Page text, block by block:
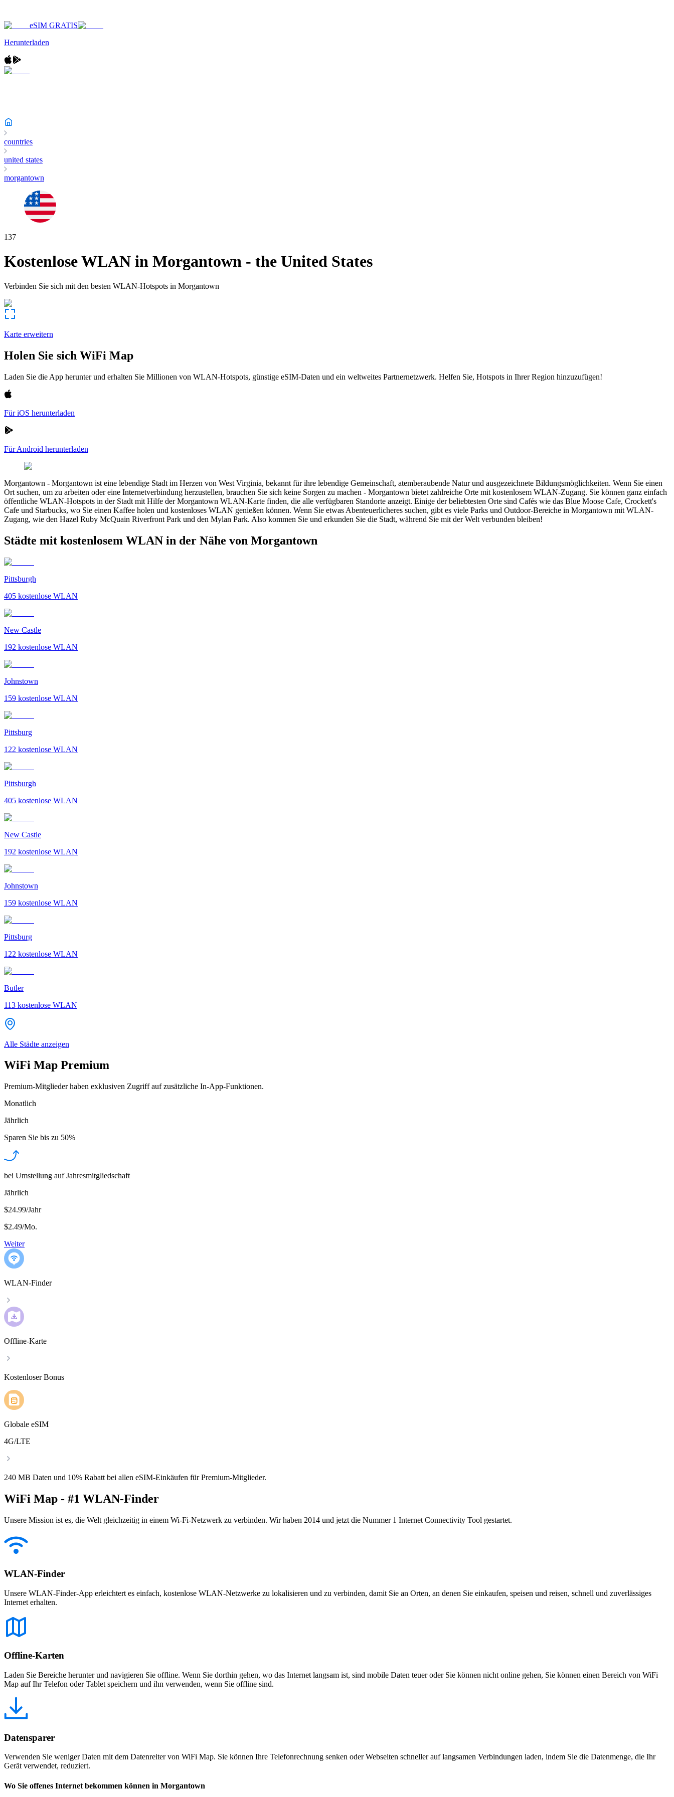
eSIM GRATIS
Herunterladen
countries
united states
morgantown
137
Kostenlose WLAN in Morgantown - the United States
Verbinden Sie sich mit den besten WLAN-Hotspots in Morgantown
Karte erweitern
Holen Sie sich WiFi Map
Laden Sie die App herunter und erhalten Sie Millionen von WLAN-Hotspots, günstige eSIM-Daten und ein weltweites Partnernetzwerk. Helfen Sie, Hotspots in Ihrer Region hinzuzufügen!
Für iOS herunterladen
Für Android herunterladen
Morgantown - Morgantown ist eine lebendige Stadt im Herzen von West Virginia, bekannt für ihre lebendige Gemeinschaft, atemberaubende Natur und ausgezeichnete Bildungsmöglichkeiten. Wenn Sie einen
Ort suchen, um zu arbeiten oder eine Internetverbindung herzustellen, brauchen Sie sich keine Sorgen zu machen - Morgantown bietet zahlreiche Orte mit kostenlosem WLAN-Zugang. Sie können ganz einfach
öffentliche WLAN-Hotspots in der Stadt mit Hilfe der Morgantown WLAN-Karte finden, die alle verfügbaren Standorte anzeigt. Einige der beliebtesten Orte sind Cafés wie das Blue Moose Cafe, Crockett's
Cafe und Starbucks, wo Sie einen Kaffee holen und kostenloses WLAN genießen können. Wenn Sie etwas Abenteuerlicheres suchen, gibt es viele Parks und Outdoor-Bereiche in Morgantown mit WLAN-
Zugang, wie den Hazel Ruby McQuain Riverfront Park und den Mylan Park. Also kommen Sie und erkunden Sie die Stadt, während Sie mit der Welt verbunden bleiben!
Städte mit kostenlosem WLAN in der Nähe von Morgantown
Pittsburgh
405 kostenlose WLAN
New Castle
192 kostenlose WLAN
Johnstown
159 kostenlose WLAN
Pittsburg
122 kostenlose WLAN
Pittsburgh
405 kostenlose WLAN
New Castle
192 kostenlose WLAN
Johnstown
159 kostenlose WLAN
Pittsburg
122 kostenlose WLAN
Butler
113 kostenlose WLAN
Alle Städte anzeigen
WiFi Map Premium
Premium-Mitglieder haben exklusiven Zugriff auf zusätzliche In-App-Funktionen.
Monatlich
Jährlich
Sparen Sie bis zu 50%
bei Umstellung auf Jahresmitgliedschaft
Jährlich
$24.99/Jahr
$2.49/Mo.
Weiter
WLAN-Finder
Offline-Karte
Kostenloser Bonus
Globale eSIM
4G/LTE
240 MB Daten und 10% Rabatt bei allen eSIM-Einkäufen für Premium-Mitglieder.
WiFi Map - #1 WLAN-Finder
Unsere Mission ist es, die Welt gleichzeitig in einem Wi-Fi-Netzwerk zu verbinden. Wir haben 2014 und jetzt die Nummer 1 Internet Connectivity Tool gestartet.
WLAN-Finder
Unsere WLAN-Finder-App erleichtert es einfach, kostenlose WLAN-Netzwerke zu lokalisieren und zu verbinden, damit Sie an Orten, an denen Sie einkaufen, speisen und reisen, schnell und zuverlässiges
Internet erhalten.
Offline-Karten
Laden Sie Bereiche herunter und navigieren Sie offline. Wenn Sie dorthin gehen, wo das Internet langsam ist, sind mobile Daten teuer oder Sie können nicht online gehen, Sie können einen Bereich von WiFi
Map auf Ihr Telefon oder Tablet speichern und ihn verwenden, wenn Sie offline sind.
Datensparer
Verwenden Sie weniger Daten mit dem Datenreiter von WiFi Map. Sie können Ihre Telefonrechnung senken oder Webseiten schneller auf langsamen Verbindungen laden, indem Sie die Datenmenge, die Ihr
Gerät verwendet, reduziert.
Wo Sie offenes Internet bekommen können in Morgantown